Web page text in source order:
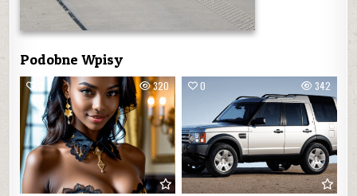
Podobne Wpisy
320 0 342